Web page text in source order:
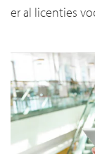
er al licenties